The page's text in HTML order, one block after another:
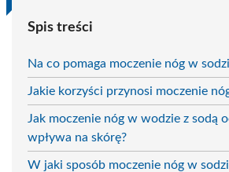
Spis treści
Na co pomaga moczenie nóg w
Jakie korzyści przynosi moczenie
Jak moczenie nóg w wodzie z sodą
wpływa na skórę?
W jaki sposób moczenie nóg w